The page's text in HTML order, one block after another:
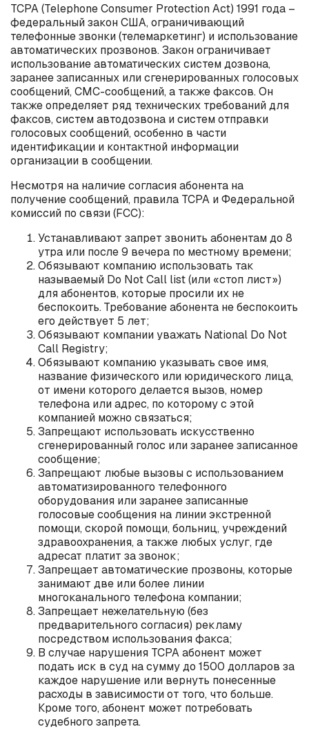
TCPA (Telephone Consumer Protection Act) 1991 года –
федеральный закон США, ограничивающий
телефонные звонки (телемаркетинг) и использование
автоматических прозвонов. Закон ограничивает
использование автоматических систем дозвона,
заранее записанных или сгенерированных голосовых
сообщений, СМС-сообщений, а также факсов. Он
также определяет ряд технических требований для
факсов, систем автодозвона и систем отправки
голосовых сообщений, особенно в части
идентификации и контактной информации
организации в сообщении.
Несмотря на наличие согласия абонента на
получение сообщений, правила TCPA и Федеральной
комиссий по связи (FCC):
Устанавливают запрет звонить абонентам до 8
утра или после 9 вечера по местному времени;
Обязывают компанию использовать так
называемый Do Not Call list (или «стоп лист»)
для абонентов, которые просили их не
беспокоить. Требование абонента не беспокоить
его действует 5 лет;
Обязывают компании уважать National Do Not
Call Registry;
Обязывают компанию указывать свое имя,
название физического или юридического лица,
от имени которого делается вызов, номер
телефона или адрес, по которому с этой
компанией можно связаться;
Запрещают использовать искусственно
сгенерированный голос или заранее записанное
сообщение;
Запрещают любые вызовы с использованием
автоматизированного телефонного
оборудования или заранее записанные
голосовые сообщения на линии экстренной
помощи, скорой помощи, больниц, учреждений
здравоохранения, а также любых услуг, где
адресат платит за звонок;
Запрещает автоматические прозвоны, которые
занимают две или более линии
многоканального телефона компании;
Запрещает нежелательную (без
предварительного согласия) рекламу
посредством использования факса;
В случае нарушения TCPA абонент может
подать иск в суд на сумму до 1500 долларов за
каждое нарушение или вернуть понесенные
расходы в зависимости от того, что больше.
Кроме того, абонент может потребовать
судебного запрета.